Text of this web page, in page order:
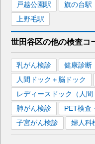
戸越公園駅 旗の台駅
上野毛駅
世田谷区の他の検査コ
乳がん検診 健康診断
人間ドック＋脳ドック
レディースドック（人間
肺がん検診
PET検査
子宮がん検診
婦人科